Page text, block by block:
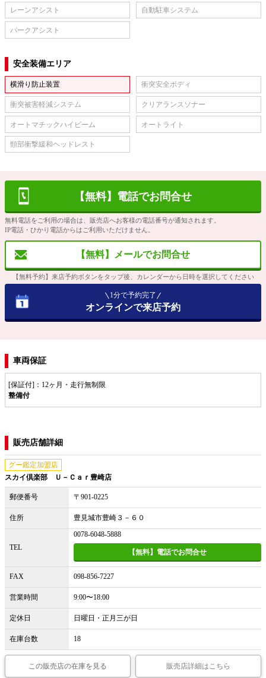
レーンアシスト 自動駐車システム
パークアシスト
安全装備エリア
横滑り防止装置 衝突安全ボディ
衝突被害軽減システム クリアランスソナー
オートマチックハイビーム オートライト
頸部衝撃緩和ヘッドレスト
【無料】電話でお問合せ
無料電話をご利用の場合は、販売店へお客様の電話番号が通知されます。
IP電話・ひかり電話からはご利用いただけません。
【無料】メールでお問合せ
【無料予約】来店予約ボタンをタップ後、カレンダーから日時を選択してください
1分で予約完了
オンラインで来店予約
車両保証
[保証付]：12ヶ月・走行無制限
整備付
販売店舗詳細
グー鑑定加盟店
スカイ倶楽部 Ｕ－Ｃａｒ豊崎店
郵便番号 〒901-0225
住所 豊見城市豊崎３－６０
TEL
0078-6048-5888
【無料】電話でお問合せ
FAX 098-856-7227
営業時間 9:00〜18:00
定休日 日曜日・正月三が日
在庫台数 18
この販売店の在庫を見る 販売店詳細はこちら